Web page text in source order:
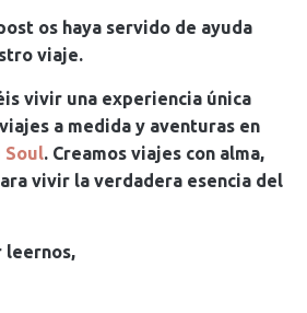
os haya servido de ayuda
viaje.
vivir una experiencia única
a medida y aventuras en
Soul. Creamos viajes con alma,
vivir la verdadera esencia del
leernos,